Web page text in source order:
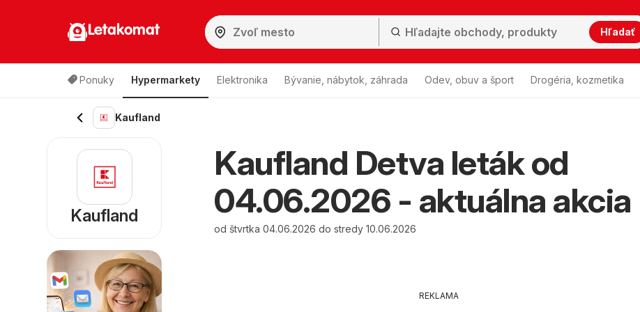
Letakomat Hľadať
Ponuky Hypermarkety Elektronika Bývanie, nábytok, záhrada Odev, obuv a šport Drogéria, kozmetika
Kaufland
Kaufland Detva leták od
04.06.2026 - aktuálna akcia
od štvrtka 04.06.2026 do stredy 10.06.2026
REKLAMA
Kaufland